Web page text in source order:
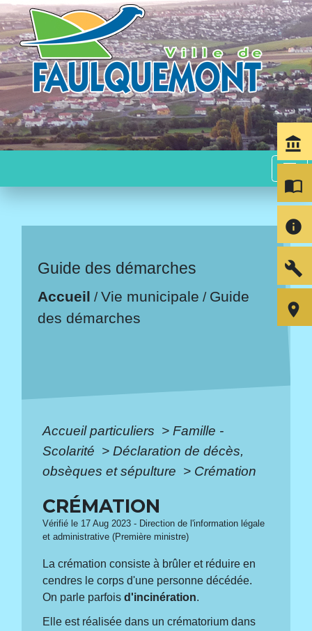
menu
Guide des démarches
Accueil /Vie municipale / Guide
des démarches
Accueil particuliers > Famille -
Scolarité > Déclaration de décès,
obsèques et sépulture > Crémation
CRÉMATION
Vérifié le 17 Aug 2023 - Direction de l'information légale
et administrative (Première ministre)
La crémation consiste à brûler et réduire en
cendres le corps d'une personne décédée.
On parle parfoisd'incinération.
Elle est réalisée dans un crématorium dans
account_balance
import_contacts
info
build
room